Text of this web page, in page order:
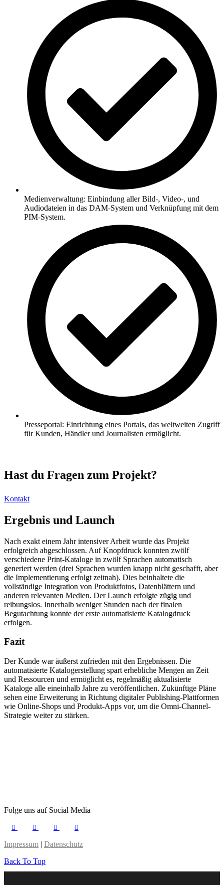
Medienverwaltung: Einbindung aller Bild-, Video-, und
Audiodateien in das DAM-System und Verknüpfung mit dem
PIM-System.
Presseportal: Einrichtung eines Portals, das weltweiten Zugriff
für Kunden, Händler und Journalisten ermöglicht.
Hast du Fragen zum Projekt?
Kontakt
Ergebnis und Launch
Nach exakt einem Jahr intensiver Arbeit wurde das Projekt
erfolgreich abgeschlossen. Auf Knopfdruck konnten zwölf
verschiedene Print-Kataloge in zwölf Sprachen automatisch
generiert werden (drei Sprachen wurden knapp nicht geschafft, aber
die Implementierung erfolgt zeitnah). Dies beinhaltete die
vollständige Integration von Produktfotos, Datenblättern und
anderen relevanten Medien. Der Launch erfolgte zügig und
reibungslos. Innerhalb weniger Stunden nach der finalen
Begutachtung konnte der erste automatisierte Katalogdruck
erfolgen.
Fazit
Der Kunde war äußerst zufrieden mit den Ergebnissen. Die
automatisierte Katalogerstellung spart erhebliche Mengen an Zeit
und Ressourcen und ermöglicht es, regelmäßig aktualisierte
Kataloge alle eineinhalb Jahre zu veröffentlichen. Zukünftige Pläne
sehen eine Erweiterung in Richtung digitaler Publishing-Plattformen
wie Online-Shops und Produkt-Apps vor, um die Omni-Channel-
Strategie weiter zu stärken.
Folge uns auf Social Media
Impressum | Datenschutz
Back To Top